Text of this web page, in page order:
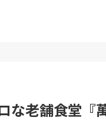
な老舗食堂『